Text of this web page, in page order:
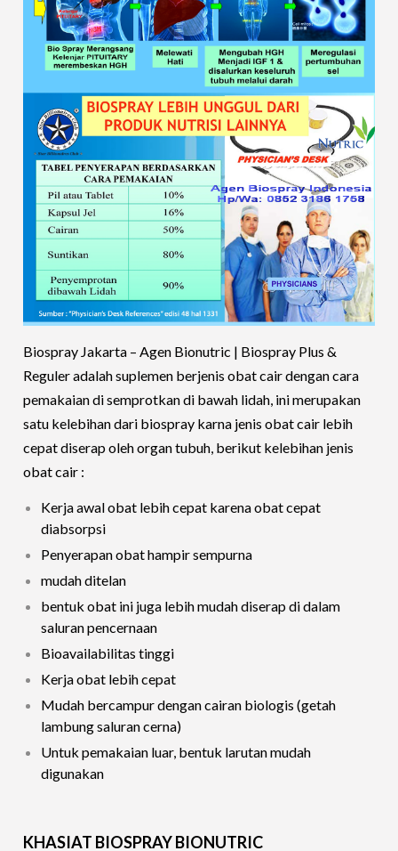
Biospray Jakarta – Agen Bionutric | Biospray Plus &
Reguler adalah suplemen berjenis obat cair dengan cara
pemakaian di semprotkan di bawah lidah, ini merupakan
satu kelebihan dari biospray karna jenis obat cair lebih
cepat diserap oleh organ tubuh, berikut kelebihan jenis
obat cair :
Kerja awal obat lebih cepat karena obat cepat
diabsorpsi
Penyerapan obat hampir sempurna
mudah ditelan
bentuk obat ini juga lebih mudah diserap di dalam
saluran pencernaan
Bioavailabilitas tinggi
Kerja obat lebih cepat
Mudah bercampur dengan cairan biologis (getah
lambung saluran cerna)
Untuk pemakaian luar, bentuk larutan mudah
digunakan
KHASIAT BIOSPRAY BIONUTRIC